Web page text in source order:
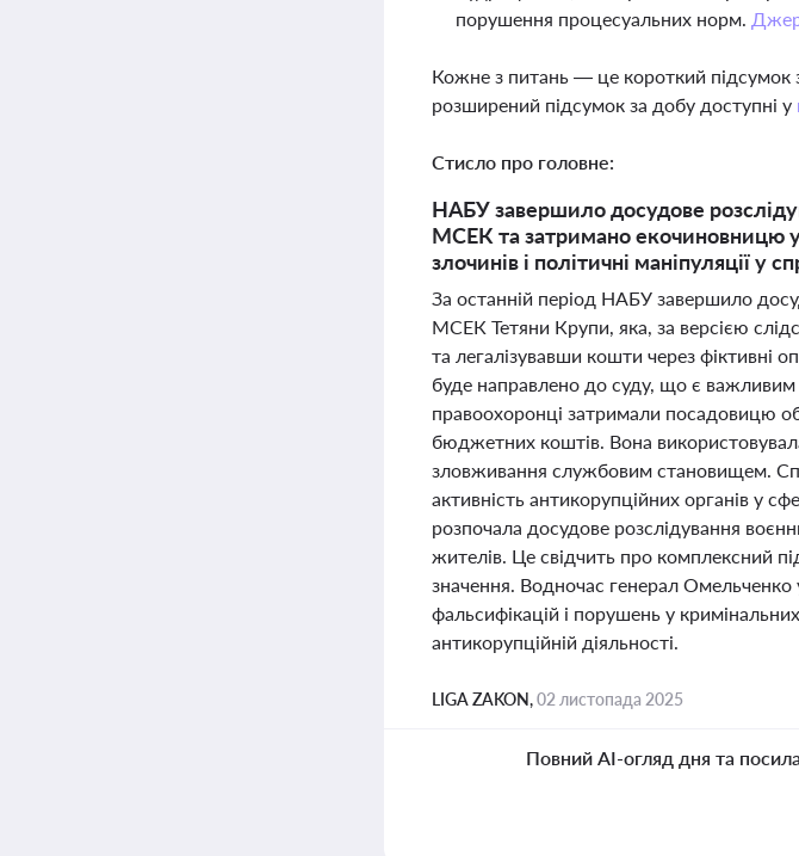
порушення процесуальних норм.
Кожне з питань — це короткий підсумок
розширений підсумок за добу доступні у
Стисло про головне:
НАБУ завершило досудове
МСЕК та затримано екочиновницю у
злочинів і політичні маніпуляції у
За останній період НАБУ завершило
МСЕК Тетяни Крупи, яка, за версією
та легалізувавши кошти через фіктивні
буде направлено до суду, що є важливим
правоохоронці затримали посадовицю
бюджетних коштів. Вона
зловживання службовим становищем.
активність антикорупційних органів у
розпочала досудове розслідування
жителів. Це свідчить про комплексний
значення. Водночас генерал Омельченко
фальсифікацій і порушень у
антикорупційній діяльності.
LIGA ZAKON,02 листопада 2025
Повний AI-огляд дня та